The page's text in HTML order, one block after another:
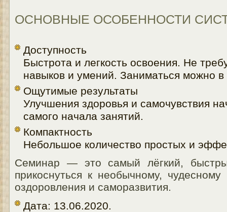
ОСНОВНЫЕ ОСОБЕННОСТИ
Доступность
Быстрота и легкость освоения. Не
навыков и умений. Заниматься можно
Ощутимые результаты
Улучшения здоровья и самочувствия
самого начала занятий.
Компактность
Небольшое количество простых и
Семинар — это самый лёгкий,
прикоснуться к необычному, чудесному
оздоровления и саморазвития.
Дата: 13.06.2020.